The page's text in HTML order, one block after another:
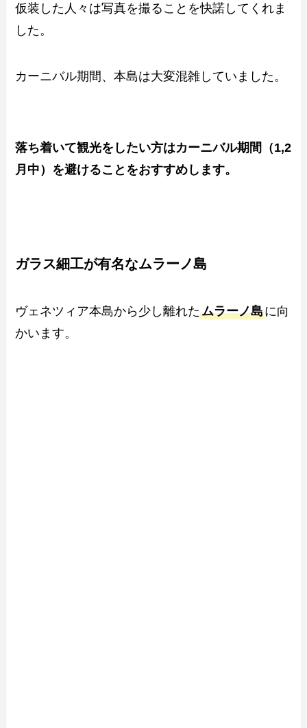
仮装した人々は写真を撮ることを快諾してくれま
した。
カーニバル期間、本島は大変混雑していました。
落ち着いて観光をしたい方はカーニバル期間（1,2
月中）を避けることをおすすめします。
ガラス細工が有名なムラーノ島
ヴェネツィア本島から少し離れたムラーノ島に向
かいます。